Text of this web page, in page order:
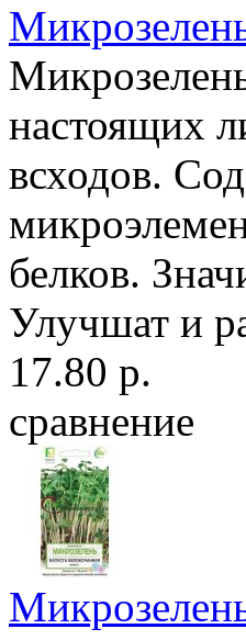
настоящих
всходов.
белков.
Улучшат и
17.80 р.
сравнение